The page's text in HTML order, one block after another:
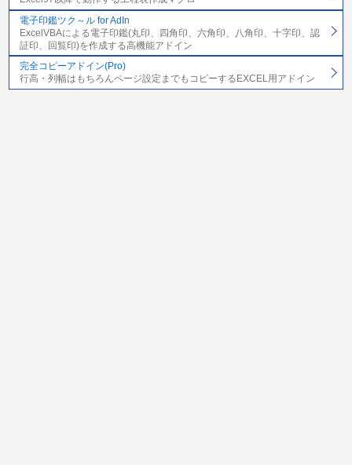
電子印鑑ツク～ル for AdIn
ExcelVBAによる電子印鑑(丸印、四角印、六角印、八角印、十字印、認
証印、回覧印)を作成する高機能アドイン
完全コピーアドイン(Pro)
行高・列幅はもちろんページ設定までもコピーするEXCEL用アドイン